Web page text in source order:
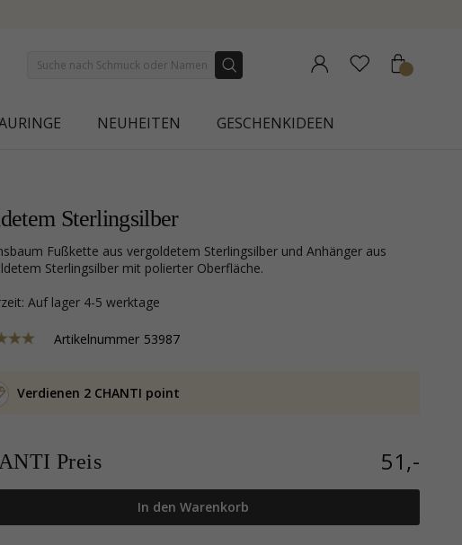
NEUHEITEN GESCHENKIDEEN
Sterlingsilber
Sterlingsilber mit polierter Oberfläche.
Auf lager 4-5 werktage
Artikelnummer 53987
Verdienen 2 CHANTI point
Preis 51,-
In den Warenkorb